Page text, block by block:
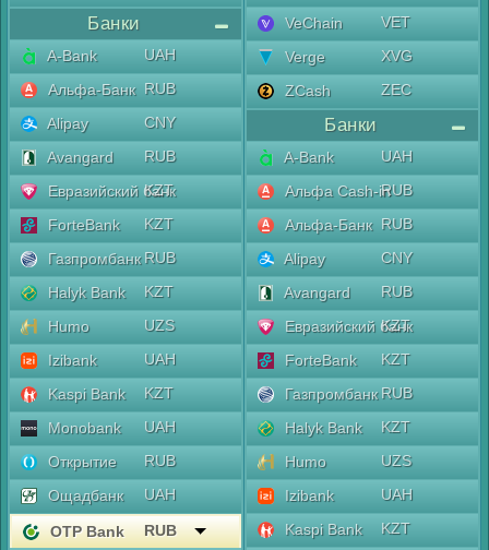
Банки
A-Bank
UAH
Альфа-Банк RUB
Alipay
CNY
Avangard
RUB
Евразийский банк
KZT
ForteBank
KZT
Газпромбанк RUB
Halyk Bank
KZT
Humo
UZS
Izibank
UAH
Kaspi Bank
KZT
Monobank
UAH
Открытие
RUB
Ощадбанк
UAH
OTP Bank
RUB
VeChain
VET
Verge
XVG
ZCash
ZEC
Банки
A-Bank
UAH
Альфа Cash-inRUB
Альфа-Банк RUB
Alipay
CNY
Avangard
RUB
Евразийский банк
KZT
ForteBank
KZT
Газпромбанк RUB
Halyk Bank
KZT
Humo
UZS
Izibank
UAH
Kaspi Bank
KZT